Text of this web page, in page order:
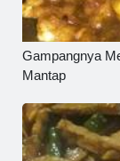
Gampangnya
Mantap